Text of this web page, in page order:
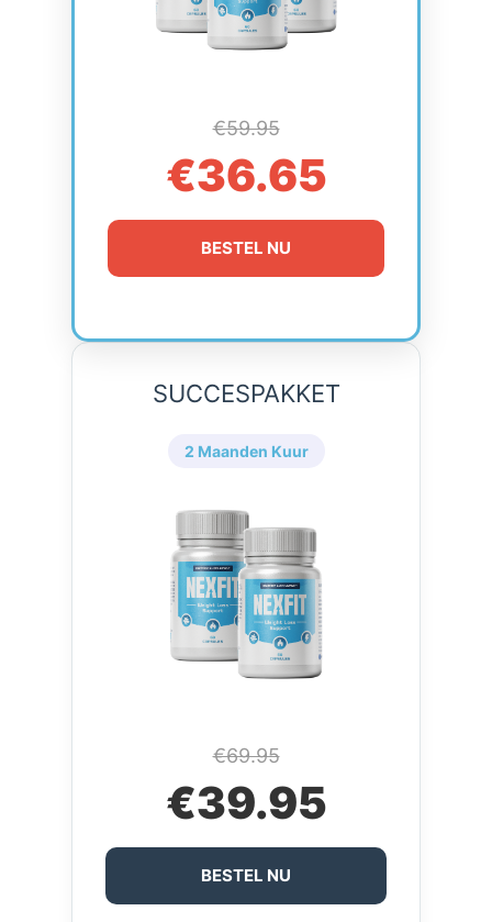
€59.95
€36.65
BESTEL NU
SUCCESPAKKET
2 Maanden Kuur
€69.95
€39.95
BESTEL NU